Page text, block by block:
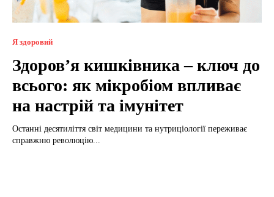
Я здоровий
Здоров’я кишківника – ключ до
всього: як мікробіом впливає
на настрій та імунітет
Останні десятиліття світ медицини та нутриціології переживає
справжню революцію...